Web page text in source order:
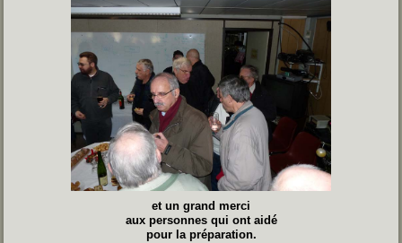
et un grand merci
aux personnes qui ont aidé
pour la préparation.